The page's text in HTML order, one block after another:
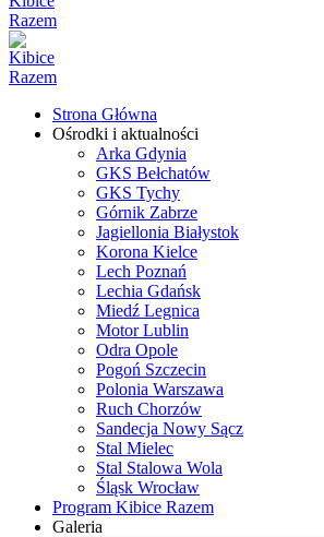
Strona Główna
Ośrodki i aktualności
Arka Gdynia
GKS Bełchatów
GKS Tychy
Górnik Zabrze
Jagiellonia Białystok
Korona Kielce
Lech Poznań
Lechia Gdańsk
Miedź Legnica
Motor Lublin
Odra Opole
Pogoń Szczecin
Polonia Warszawa
Ruch Chorzów
Sandecja Nowy Sącz
Stal Mielec
Stal Stalowa Wola
Śląsk Wrocław
Program Kibice Razem
Galeria